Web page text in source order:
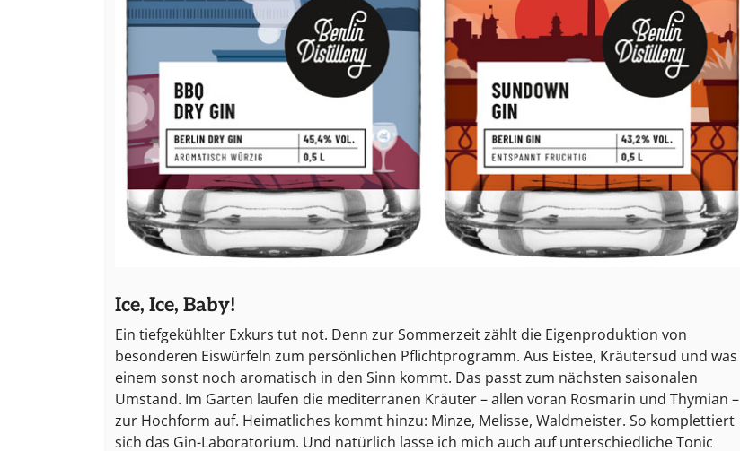
Ice, Ice, Baby!
Ein tiefgekühlter Exkurs tut not. Denn zur Sommerzeit zählt die Eigenproduktion von
besonderen Eiswürfeln zum persönlichen Pflichtprogramm. Aus Eistee, Kräutersud und was
einem sonst noch aromatisch in den Sinn kommt. Das passt zum nächsten saisonalen
Umstand. Im Garten laufen die mediterranen Kräuter – allen voran Rosmarin und Thymian –
zur Hochform auf. Heimatliches kommt hinzu: Minze, Melisse, Waldmeister. So komplettiert
sich das Gin-Laboratorium. Und natürlich lasse ich mich auch auf unterschiedliche Tonic